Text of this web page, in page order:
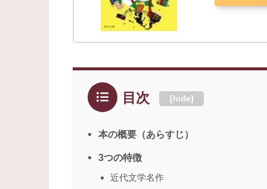
目次 [hide]
本の概要（あらすじ）
3つの特徴
近代文学名作